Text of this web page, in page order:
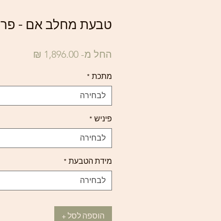
טבעת מחלב אם -
החל מ- 1,896.00 ₪
מתכת *
לבחירה
פיניש *
לבחירה
מידת הטבעת *
לבחירה
הוספה לסל +